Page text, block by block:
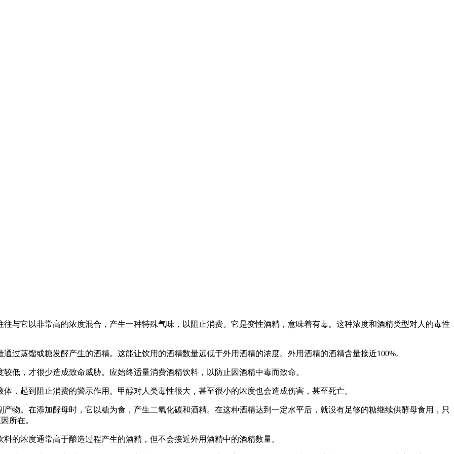
与它以非常高的浓度混合，产生一种特殊气味，以阻止消费。它是变性酒精，意味着有毒。这种浓度和酒精类型对人的毒性
过蒸馏或糖发酵产生的酒精。这能让饮用的酒精数量远低于外用酒精的浓度。外用酒精的酒精含量接近100%。
低，才很少造成致命威胁。应始终适量消费酒精饮料，以防止因酒精中毒而致命。
，起到阻止消费的警示作用。甲醇对人类毒性很大，甚至很小的浓度也会造成伤害，甚至死亡。
物。在添加酵母时，它以糖为食，产生二氧化碳和酒精。在这种酒精达到一定水平后，就没有足够的糖继续供酵母食用，只
所在。
的浓度通常高于酿造过程产生的酒精，但不会接近外用酒精中的酒精数量。